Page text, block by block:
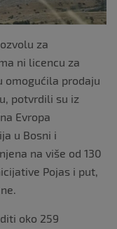
za
ni licencu za
omogućila prodaju
potvrdili su iz
Evropa
u Bosni i
na više od 130
Pojas i put,
oko 259